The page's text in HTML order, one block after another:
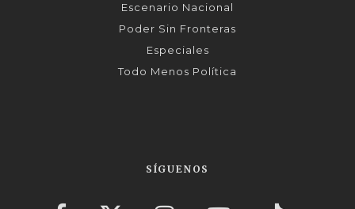
Escenario Nacional
Poder Sin Fronteras
Especiales
Todo Menos Política
SÍGUENOS